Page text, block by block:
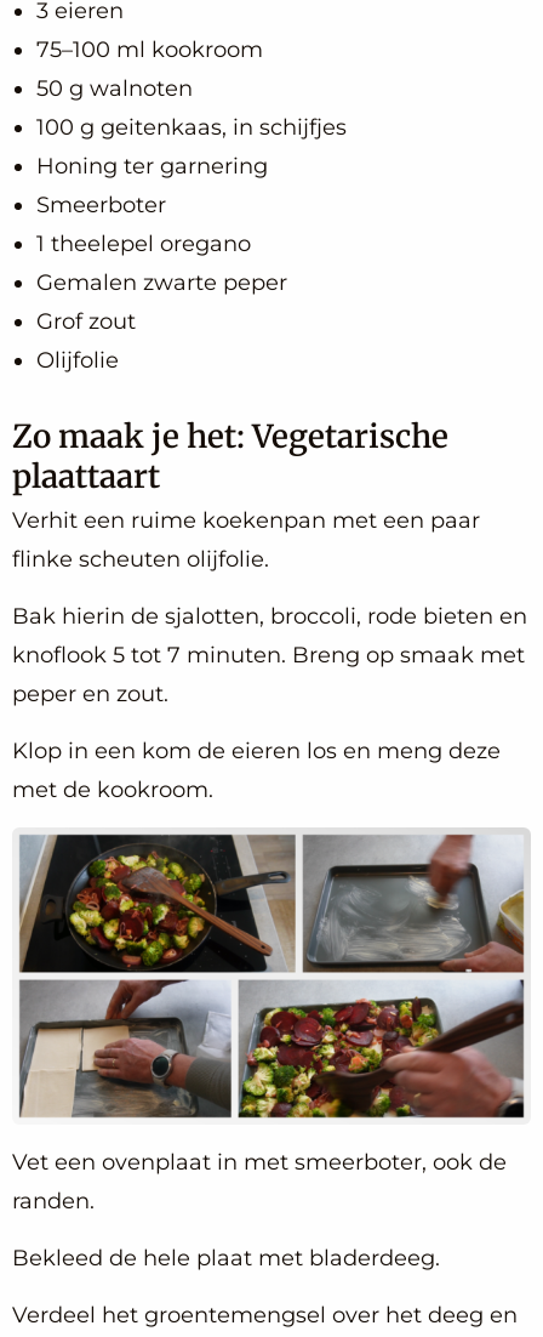
3 eieren
75–100 ml kookroom
50 g walnoten
100 g geitenkaas, in schijfjes
Honing ter garnering
Smeerboter
1 theelepel oregano
Gemalen zwarte peper
Grof zout
Olijfolie
Zo maak je het: Vegetarische
plaattaart
Verhit een ruime koekenpan met een paar
flinke scheuten olijfolie.
Bak hierin de sjalotten, broccoli, rode bieten en
knoflook 5 tot 7 minuten. Breng op smaak met
peper en zout.
Klop in een kom de eieren los en meng deze
met de kookroom.
Vet een ovenplaat in met smeerboter, ook de
randen.
Bekleed de hele plaat met bladerdeeg.
Verdeel het groentemengsel over het deeg en